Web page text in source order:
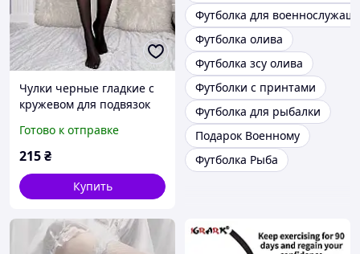
Чулки черные гладкие с
кружевом для подвязок
Готово к отправке
215₴
Купить
Футболка для
Футболка олива
Футболка зсу олива
Футболки с принтами
Футболка для рыбалки
Подарок Военному
Футболка Рыба